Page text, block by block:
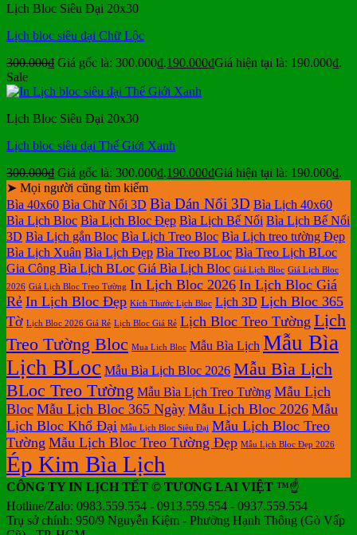
Lịch Bloc Siêu Đại 20x30
Lịch bloc siêu đại Chữ Lộc
300.000₫ Giá gốc là: 300.000₫.190.000₫Giá hiện tại là: 190.000₫.
Sale
Lịch Bloc Siêu Đại 20x30
Lịch bloc siêu đại Thế Giới Xanh
300.000₫ Giá gốc là: 300.000₫.190.000₫Giá hiện tại là: 190.000₫.
➤ Mọi người cũng tìm kiếm
Bìa 40x60 Bìa Chữ Nổi 3D Bìa Dán Nổi 3D Bìa Lịch 40x60
Bìa Lịch Bloc Bìa Lịch Bloc Đẹp Bìa Lịch Bế Nổi Bìa Lịch Bế Nổi
3D Bìa Lịch gắn Bloc Bìa Lịch Treo Bloc Bìa Lịch treo tường Đẹp
Bìa Lịch Xuân Bìa Lịch Đẹp Bìa Treo BLoc Bìa Treo Lịch BLoc
Gia Công Bìa Lịch BLoc Giá Bìa Lịch Bloc Giá Lịch Bloc Giá Lịch Bloc
2026 Giá Lịch Bloc Treo Tường In Lịch Bloc 2026 In Lịch Bloc Giá
Rẻ In Lịch Bloc Đẹp Kích Thước Lịch Bloc Lịch 3D Lịch Bloc 365
Tờ Lịch Bloc 2026 Giá Rẻ Lịch Bloc Giá Rẻ Lịch Bloc Treo Tường Lịch
Treo Tường Bloc Mua Lich Bloc Mẫu Bìa Lịch Mẫu Bìa
Lịch BLoc Mẫu Bìa Lịch Bloc 2026 Mẫu Bìa Lịch
BLoc Treo Tường Mẫu Bìa Lịch Treo Tường Mẫu Lịch
Bloc Mẫu Lịch Bloc 365 Ngày Mẫu Lịch Bloc 2026 Mẫu
Lịch Bloc Khổ Đại Mẫu Lịch Bloc Siêu Đại Mẫu Lịch Bloc Treo
Tường Mẫu Lịch Bloc Treo Tường Đẹp Mẫu Lịch Bloc Đẹp 2026
Ép Kim Bìa Lịch
CÔNG TY IN LỊCH TẾT © TƯƠNG LAI VIỆT ™☝️
Hotline/Zalo: 0983.559.554 - 0913.559.554 - 0937.559.554
Trụ sở chính: 950/9 Nguyễn Kiệm - Phường Hạnh Thông (Gò Vấp